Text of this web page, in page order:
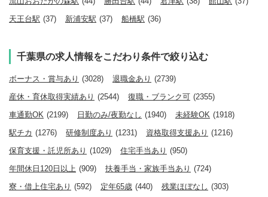
天王台駅 (37) 新浦安駅 (37) 船橋駅 (36)
千葉県の求人情報をこだわり条件で絞り込む
ボーナス・賞与あり (3028) 退職金あり (2739)
産休・育休取得実績あり (2544) 復職・ブランク可 (2355)
車通勤OK (2199) 日勤のみ/夜勤なし (1940) 未経験OK (1918)
駅チカ (1276) 研修制度あり (1231) 資格取得支援あり (1216)
保育支援・託児所あり (1029) 住宅手当あり (950)
年間休日120日以上 (909) 扶養手当・家族手当あり (724)
寮・借上住宅あり (592) 定年65歳 (440) 残業ほぼなし (303)